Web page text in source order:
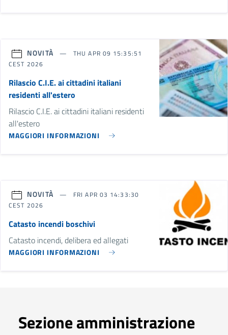
NOVITÀ
THU APR 09 15:35:51
CEST 2026
Rilascio C.I.E. ai cittadini italiani
residenti all'estero
Rilascio C.I.E. ai cittadini italiani residenti
all'estero
MAGGIORI INFORMAZIONI
NOVITÀ
FRI APR 03 14:33:30
CEST 2026
Catasto incendi boschivi
Catasto incendi, delibera ed allegati
MAGGIORI INFORMAZIONI
Sezione amministrazione